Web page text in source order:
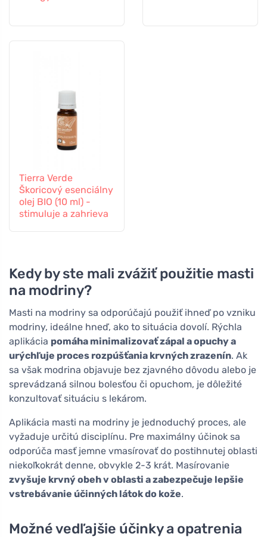
Tierra Verde
Škoricový esenciálny
olej BIO (10 ml) -
stimuluje a zahrieva
Kedy by ste mali zvážiť použitie masti
na modriny?
Masti na modriny sa odporúčajú použiť ihneď po vzniku
modriny, ideálne hneď, ako to situácia dovolí. Rýchla
aplikácia pomáha minimalizovať zápal a opuchy a
urýchľuje proces rozpúšťania krvných zrazenín. Ak
sa však modrina objavuje bez zjavného dôvodu alebo je
sprevádzaná silnou bolesťou či opuchom, je dôležité
konzultovať situáciu s lekárom.
Aplikácia masti na modriny je jednoduchý proces, ale
vyžaduje určitú disciplínu. Pre maximálny účinok sa
odporúča masť jemne vmasírovať do postihnutej oblasti
niekoľkokrát denne, obvykle 2-3 krát. Masírovanie
zvyšuje krvný obeh v oblasti a zabezpečuje lepšie
vstrebávanie účinných látok do kože.
Možné vedľajšie účinky a opatrenia